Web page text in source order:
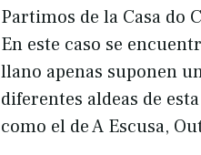
Partimos de la Casa do
En este caso se
llano apenas suponen
diferentes aldeas de
como el de A Escusa,